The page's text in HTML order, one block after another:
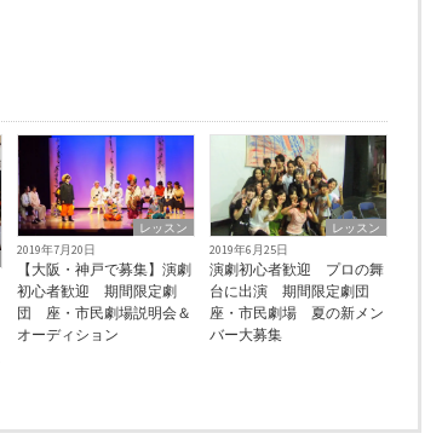
レッスン
2019年7月20日
【大阪・神戸で募集】演劇
初心者歓迎 期間限定劇
団 座・市民劇場説明会＆
オーディション
レッスン
2019年6月25日
演劇初心者歓迎 プロの舞
台に出演 期間限定劇団
座・市民劇場 夏の新メン
バー大募集